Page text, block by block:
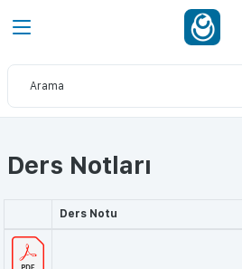
Ders Notları
Ders Notu